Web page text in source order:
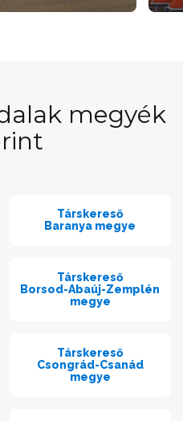
megyék
Társkereső
Baranya megye
Társkereső
Borsod-Abaúj-Zemplén
megye
Társkereső
Csongrád-Csanád
megye